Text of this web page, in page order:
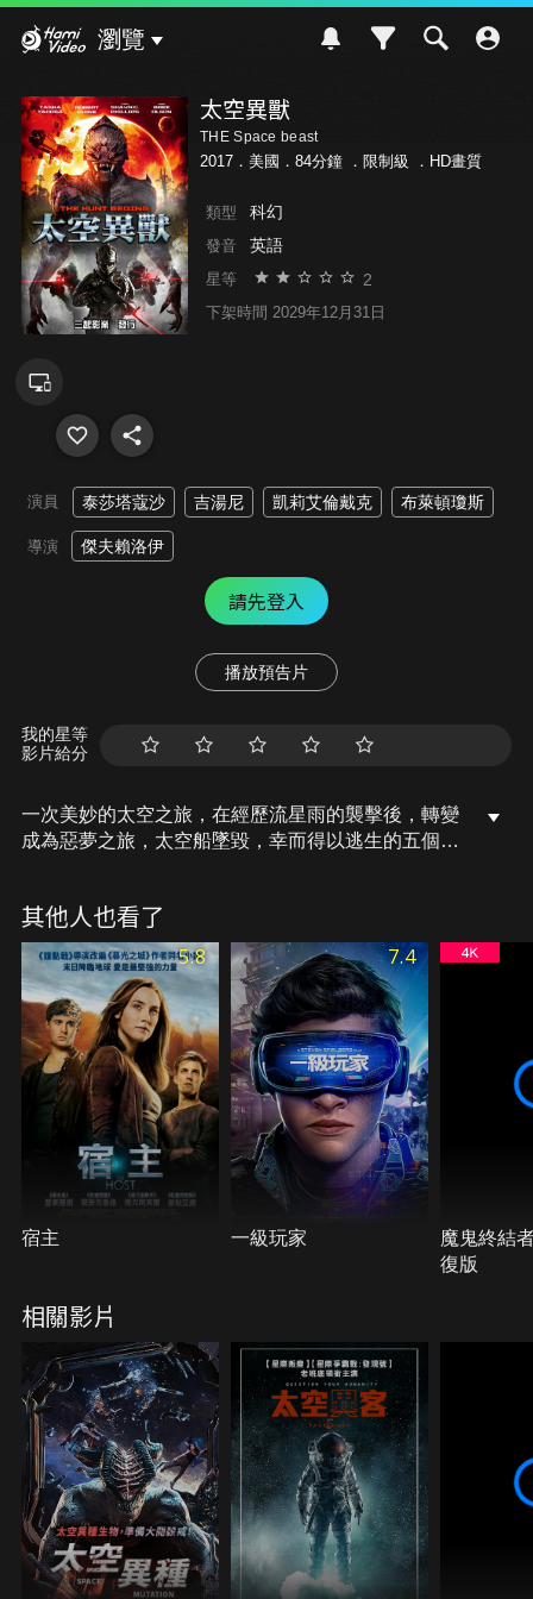
瀏覽
太空異獸
THE Space beast
2017．美國．84分鐘 ． 限制級 ．HD畫質
類型 科幻
發音 英語
星等 2
下架時間 2029年12月31日
演員 泰莎塔蔻沙 吉湯尼 凱莉艾倫戴克 布萊頓瓊斯
導演 傑夫賴洛伊
請先登入
播放預告片
我的星等
影片給分
一次美妙的太空之旅，在經歷流星雨的襲擊後，轉變
成為惡夢之旅，太空船墜毀，幸而得以逃生的五個
人能否逃出生天。
其他人也看了
5.8
宿主
7.4
一級玩家
魔鬼終結
復版
相關影片